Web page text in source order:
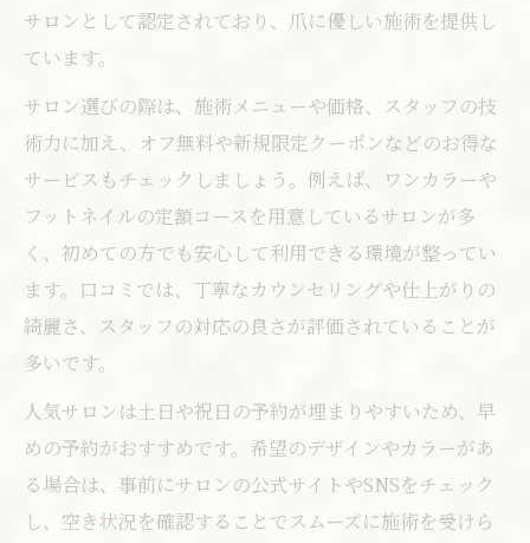
サロンとして認定されており、爪に優しい施術を提供し
ています。
サロン選びの際は、施術メニューや価格、スタッフの技
術力に加え、オフ無料や新規限定クーポンなどのお得な
サービスもチェックしましょう。例えば、ワンカラーや
フットネイルの定額コースを用意しているサロンが多
く、初めての方でも安心して利用できる環境が整ってい
ます。口コミでは、丁寧なカウンセリングや仕上がりの
綺麗さ、スタッフの対応の良さが評価されていることが
多いです。
人気サロンは土日や祝日の予約が埋まりやすいため、早
めの予約がおすすめです。希望のデザインやカラーがあ
る場合は、事前にサロンの公式サイトやSNSをチェック
し、空き状況を確認することでスムーズに施術を受けら